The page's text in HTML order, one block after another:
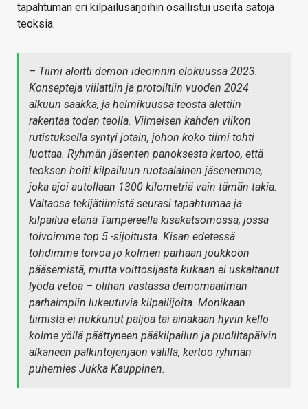
tapahtuman eri kilpailusarjoihin osallistui useita satoja
teoksia.
– Tiimi aloitti demon ideoinnin elokuussa 2023.
Konsepteja viilattiin ja protoiltiin vuoden 2024
alkuun saakka, ja helmikuussa teosta alettiin
rakentaa toden teolla. Viimeisen kahden viikon
rutistuksella syntyi jotain, johon koko tiimi tohti
luottaa. Ryhmän jäsenten panoksesta kertoo, että
teoksen hoiti kilpailuun ruotsalainen jäsenemme,
joka ajoi autollaan 1300 kilometriä vain tämän takia.
Valtaosa tekijätiimistä seurasi tapahtumaa ja
kilpailua etänä Tampereella kisakatsomossa, jossa
toivoimme top 5 -sijoitusta. Kisan edetessä
tohdimme toivoa jo kolmen parhaan joukkoon
pääsemistä, mutta voittosijasta kukaan ei uskaltanut
lyödä vetoa – olihan vastassa demomaailman
parhaimpiin lukeutuvia kilpailijoita. Monikaan
tiimistä ei nukkunut paljoa tai ainakaan hyvin kello
kolme yöllä päättyneen pääkilpailun ja puoliltapäivin
alkaneen palkintojenjaon välillä, kertoo ryhmän
puhemies Jukka Kauppinen.